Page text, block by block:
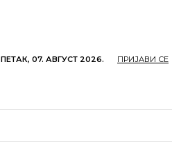
ПЕТАК, 07. АВГУСТ 2026. ПРИЈАВИ СЕ